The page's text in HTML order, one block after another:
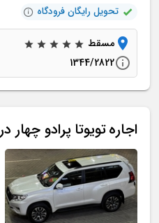
تحویل رایگان فرودگاه
مسقط
1344/2822
اجارهتویوتا پرادو چهار در